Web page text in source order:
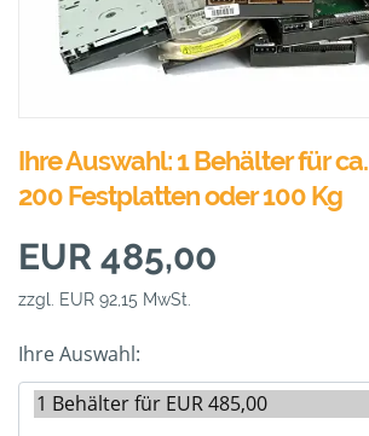
Ihre Auswahl: 1 Behälter für ca.
200 Festplatten oder 100 Kg
EUR 485,00
zzgl. EUR 92,15 MwSt.
Ihre Auswahl: